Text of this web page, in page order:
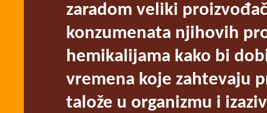
zaradom veliki
konzumenata njihovih
hemikalijama kako bi
vremena koje zahtevaju
talože u organizmu i